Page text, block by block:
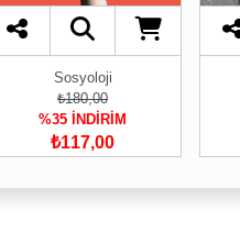
Sosyoloji
₺180,00
%35 İNDİRİM
₺117,00